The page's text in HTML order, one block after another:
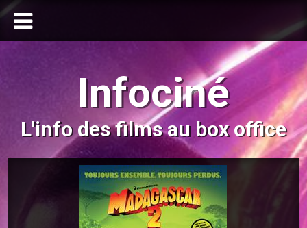
Infociné
L'info des films au box office